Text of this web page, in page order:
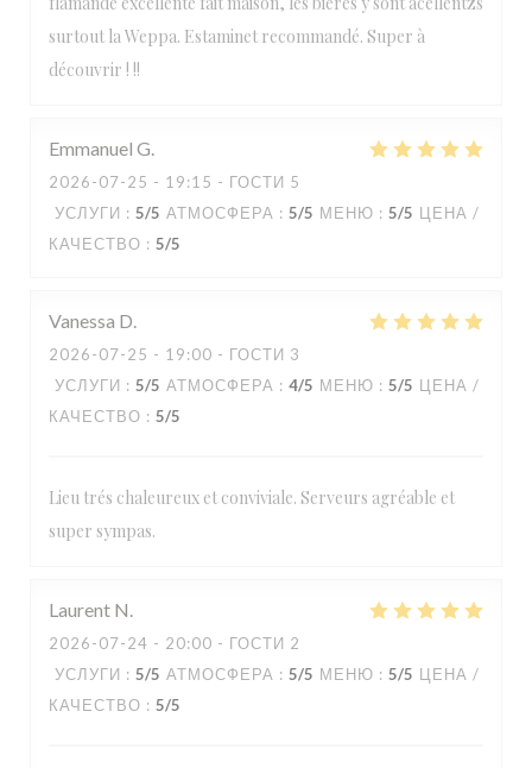
surtout la Weppa. Estaminet recommandé. Super à
découvrir ! !!
Emmanuel G
2026-07-25 - 19:15 - ГОСТИ 5
УСЛУГИ : 5/5 АТМОСФЕРА : 5/5 МЕНЮ : 5/5 ЦЕНА /
КАЧЕСТВО : 5/5
Vanessa D
2026-07-25 - 19:00 - ГОСТИ 3
УСЛУГИ : 5/5 АТМОСФЕРА : 4/5 МЕНЮ : 5/5 ЦЕНА /
КАЧЕСТВО : 5/5
Lieu trés chaleureux et conviviale. Serveurs agréable et
super sympas.
Laurent N
2026-07-24 - 20:00 - ГОСТИ 2
УСЛУГИ : 5/5 АТМОСФЕРА : 5/5 МЕНЮ : 5/5 ЦЕНА /
КАЧЕСТВО : 5/5